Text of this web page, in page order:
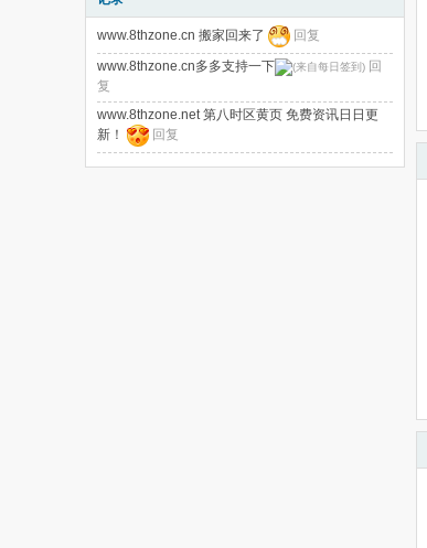
www.8thzone.cn 搬家回来了
回复
www.8thzone.cn多多支持一下
回
复
www.8thzone.net 第八时区黄页 免费资讯日日更
新！
回复